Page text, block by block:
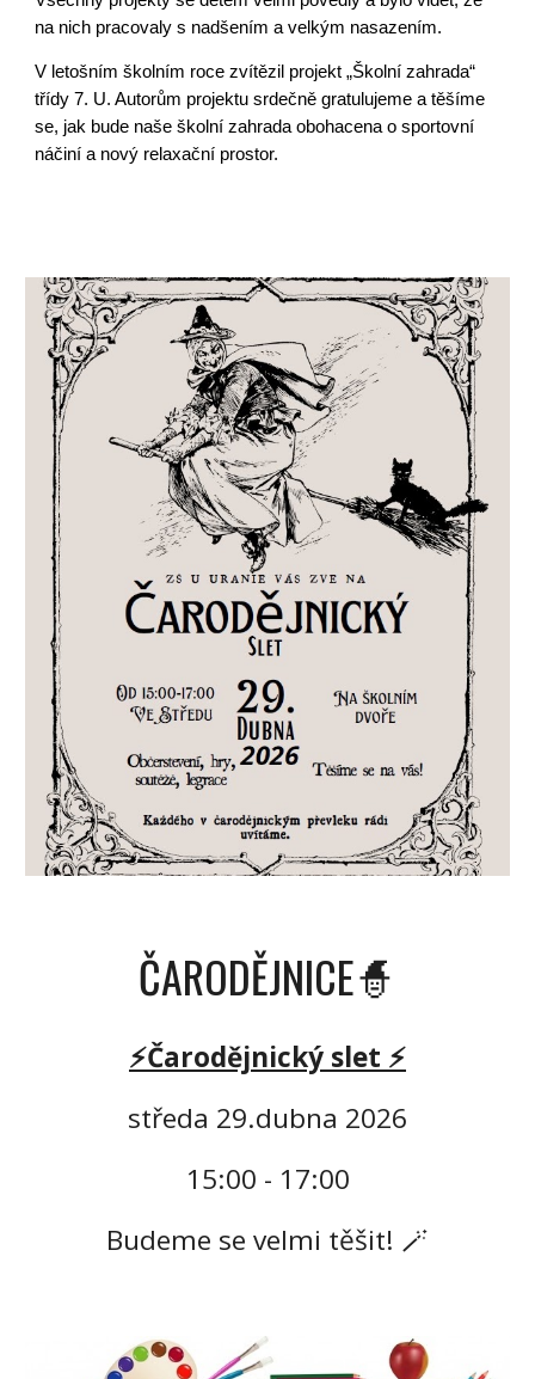
na nich pracovaly s nadšením a velkým nasazením.
V letošním školním roce zvítězil projekt „Školní zahrada“
třídy 7. U. Autorům projektu srdečně gratulujeme a těšíme
se, jak bude naše školní zahrada obohacena o sportovní
náčiní a nový relaxační prostor.
ČARODĚJNICE🧙
⚡Čarodějnický slet ⚡
středa 29.dubna 2026
15:00 - 17:00
Budeme se velmi těšit! 🪄